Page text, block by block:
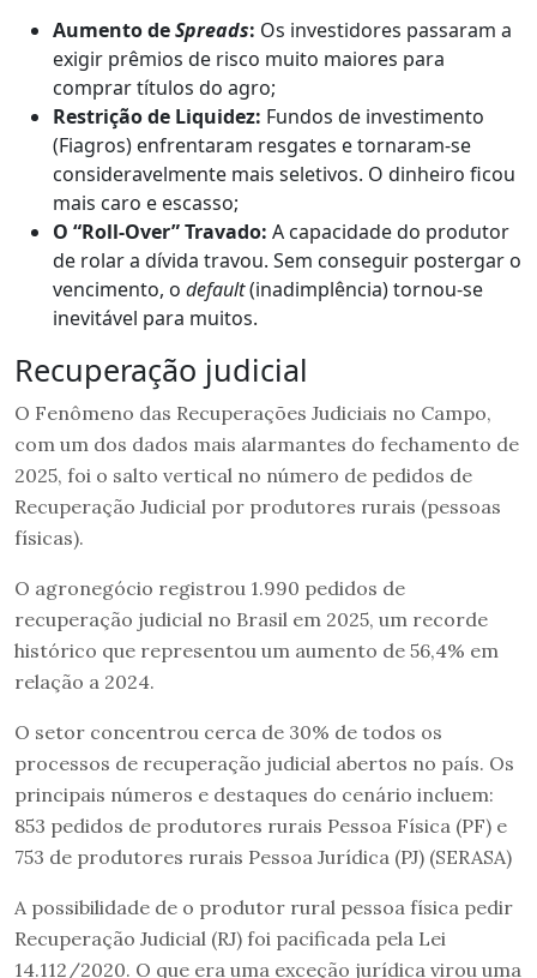
Aumento deSpreads: Os investidores passaram a
exigir prêmios de risco muito maiores para
comprar títulos do agro;
Restrição de Liquidez: Fundos de investimento
(Fiagros) enfrentaram resgates e tornaram-se
consideravelmente mais seletivos. O dinheiro ficou
mais caro e escasso;
O “Roll-Over” Travado: A capacidade do produtor
de rolar a dívida travou. Sem conseguir postergar o
vencimento, o default(inadimplência) tornou-se
inevitável para muitos.
Recuperação judicial
O Fenômeno das Recuperações Judiciais no Campo,
com um dos dados mais alarmantes do fechamento de
2025, foi o salto vertical no número de pedidos de
Recuperação Judicial por produtores rurais (pessoas
físicas).
O agronegócio registrou 1.990 pedidos de
recuperação judicial no Brasil em 2025, um recorde
histórico que representou um aumento de 56,4% em
relação a 2024.
O setor concentrou cerca de 30% de todos os
processos de recuperação judicial abertos no país. Os
principais números e destaques do cenário incluem:
853 pedidos de produtores rurais Pessoa Física (PF) e
753 de produtores rurais Pessoa Jurídica (PJ) (SERASA)
A possibilidade de o produtor rural pessoa física pedir
Recuperação Judicial (RJ) foi pacificada pela Lei
14.112/2020. O que era uma exceção jurídica virou uma